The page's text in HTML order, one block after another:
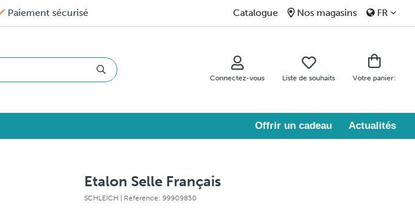
Paiement sécurisé Catalogue Nos magasins FR
Connectez-vous Liste de souhaits Votre panier:
Offrir un cadeau Actualités
Etalon Selle Français
SCHLEICH | Référence: 99909830